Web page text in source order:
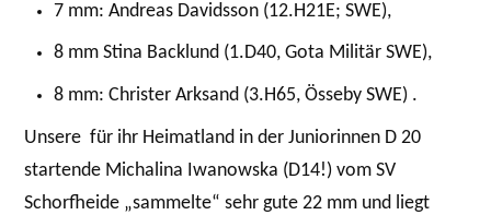
7 mm: Andreas Davidsson (12.H21E; SWE),
8 mm Stina Backlund (1.D40, Gota Militär SWE),
8 mm: Christer Arksand (3.H65, Össeby SWE) .
Unsere für ihr Heimatland in der Juniorinnen D 20
startende Michalina Iwanowska (D14!) vom SV
Schorfheide „sammelte“ sehr gute 22 mm und liegt